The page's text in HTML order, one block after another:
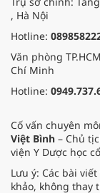
, Hà Nội
Hotline:
Văn phòng
Chí Minh
Hotline:
Cố vấn chuyên
Việt Bình – Chủ
viện Y Dược học
Lưu ý: Các bài
khảo, không thay